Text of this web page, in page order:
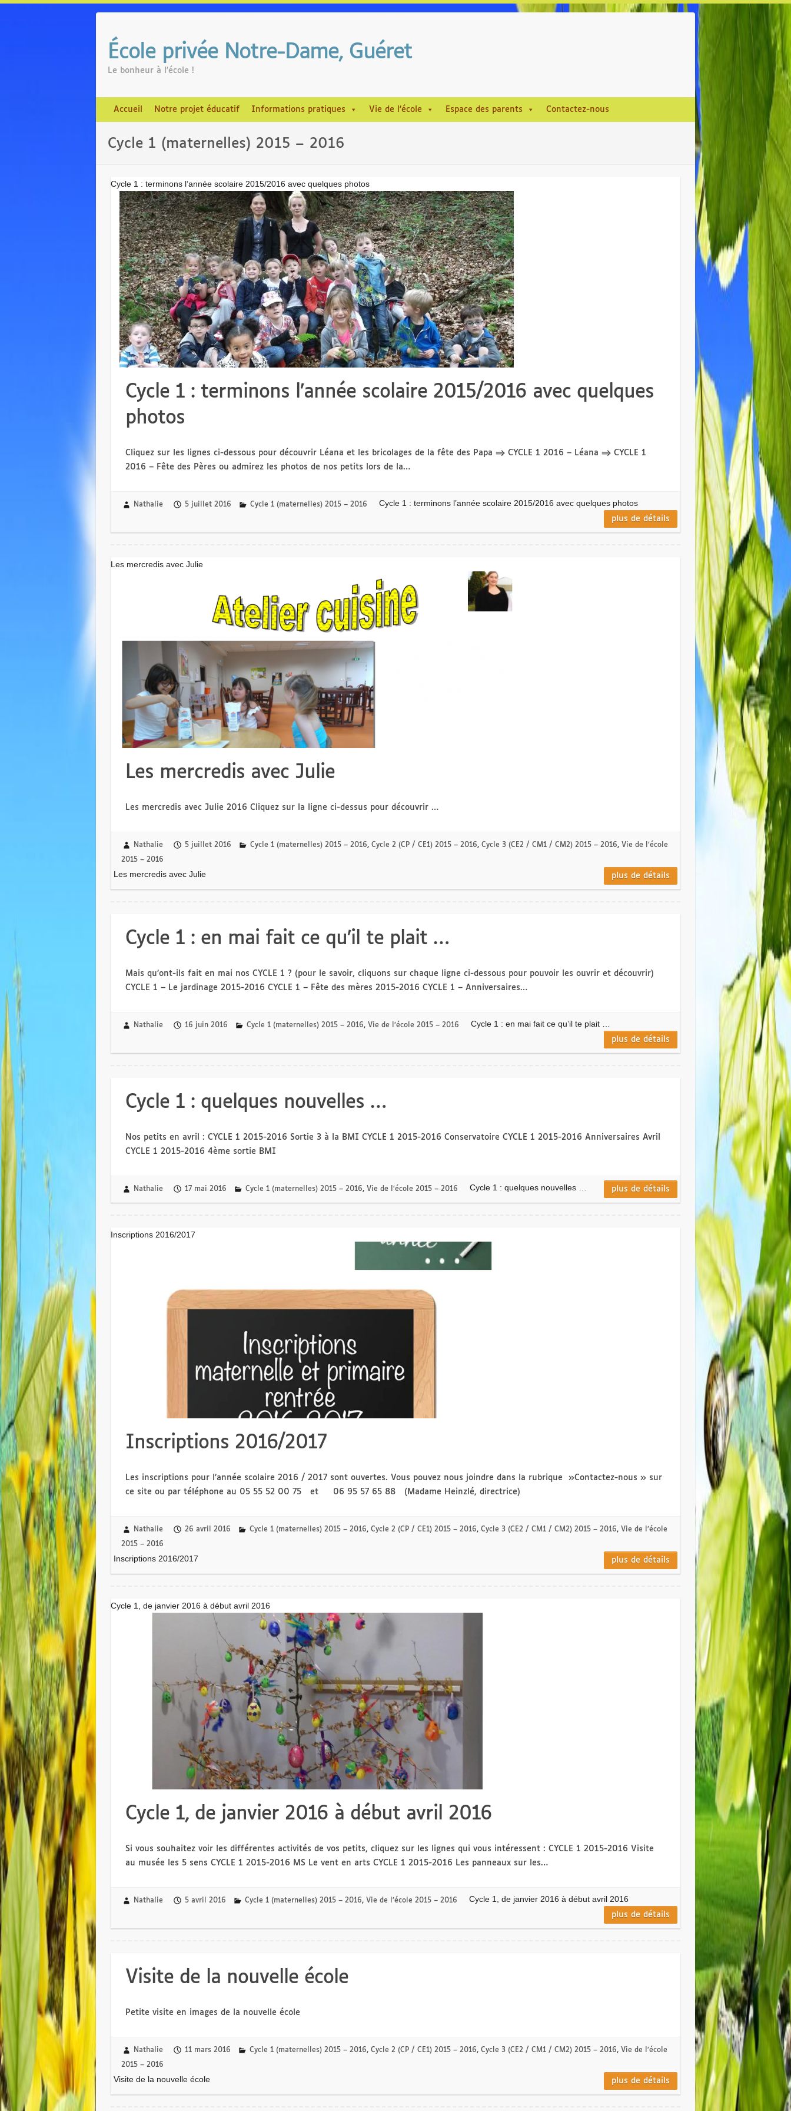
École privée Notre-Dame, Guéret
Le bonheur à l'école !
Accueil Notre projet éducatif Informations pratiques Vie de l’école Espace des parents Contactez-nous
Cycle 1 (maternelles) 2015 – 2016
Cycle 1 : terminons l’année scolaire 2015/2016 avec quelques photos
Cycle 1 : terminons l’année scolaire 2015/2016 avec quelques
photos
Cliquez sur les lignes ci-dessous pour découvrir Léana et les bricolages de la fête des Papa ⇒ CYCLE 1 2016 – Léana ⇒ CYCLE 1
2016 – Fête des Pères ou admirez les photos de nos petits lors de la…
Nathalie 5 juillet 2016 Cycle 1 (maternelles) 2015 – 2016 Cycle 1 : terminons l’année scolaire 2015/2016 avec quelques photos
plus de détails
Les mercredis avec Julie
Les mercredis avec Julie
Les mercredis avec Julie 2016 Cliquez sur la ligne ci-dessus pour découvrir …
Nathalie 5 juillet 2016 Cycle 1 (maternelles) 2015 – 2016, Cycle 2 (CP / CE1) 2015 – 2016, Cycle 3 (CE2 / CM1 / CM2) 2015 – 2016, Vie de l’école
2015 – 2016
Les mercredis avec Julie plus de détails
Cycle 1 : en mai fait ce qu’il te plait …
Mais qu’ont-ils fait en mai nos CYCLE 1 ? (pour le savoir, cliquons sur chaque ligne ci-dessous pour pouvoir les ouvrir et découvrir)
CYCLE 1 – Le jardinage 2015-2016 CYCLE 1 – Fête des mères 2015-2016 CYCLE 1 – Anniversaires…
Nathalie 16 juin 2016 Cycle 1 (maternelles) 2015 – 2016, Vie de l’école 2015 – 2016 Cycle 1 : en mai fait ce qu’il te plait …
plus de détails
Cycle 1 : quelques nouvelles …
Nos petits en avril : CYCLE 1 2015-2016 Sortie 3 à la BMI CYCLE 1 2015-2016 Conservatoire CYCLE 1 2015-2016 Anniversaires Avril
CYCLE 1 2015-2016 4ème sortie BMI
Nathalie 17 mai 2016 Cycle 1 (maternelles) 2015 – 2016, Vie de l’école 2015 – 2016 Cycle 1 : quelques nouvelles … plus de détails
Inscriptions 2016/2017
Inscriptions 2016/2017
Les inscriptions pour l’année scolaire 2016 / 2017 sont ouvertes. Vous pouvez nous joindre dans la rubrique »Contactez-nous » sur
ce site ou par téléphone au 05 55 52 00 75 et 06 95 57 65 88 (Madame Heinzlé, directrice)
Nathalie 26 avril 2016 Cycle 1 (maternelles) 2015 – 2016, Cycle 2 (CP / CE1) 2015 – 2016, Cycle 3 (CE2 / CM1 / CM2) 2015 – 2016, Vie de l’école
2015 – 2016
Inscriptions 2016/2017 plus de détails
Cycle 1, de janvier 2016 à début avril 2016
Cycle 1, de janvier 2016 à début avril 2016
Si vous souhaitez voir les différentes activités de vos petits, cliquez sur les lignes qui vous intéressent : CYCLE 1 2015-2016 Visite
au musée les 5 sens CYCLE 1 2015-2016 MS Le vent en arts CYCLE 1 2015-2016 Les panneaux sur les…
Nathalie 5 avril 2016 Cycle 1 (maternelles) 2015 – 2016, Vie de l’école 2015 – 2016 Cycle 1, de janvier 2016 à début avril 2016
plus de détails
Visite de la nouvelle école
Petite visite en images de la nouvelle école
Nathalie 11 mars 2016 Cycle 1 (maternelles) 2015 – 2016, Cycle 2 (CP / CE1) 2015 – 2016, Cycle 3 (CE2 / CM1 / CM2) 2015 – 2016, Vie de l’école
2015 – 2016
Visite de la nouvelle école plus de détails